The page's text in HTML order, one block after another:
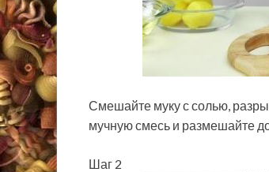
Смешайте муку с солью,
мучную смесь и размешайте
Шаг 2